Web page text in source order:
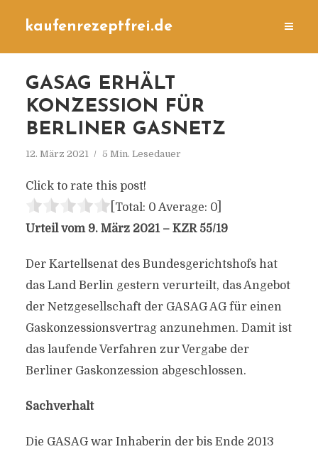
kaufenrezeptfrei.de
GASAG ERHÄLT
KONZESSION FÜR
BERLINER GASNETZ
12. März 2021 5 Min. Lesedauer
Click to rate this post!
[Total: 0 Average: 0]
Urteil vom 9. März 2021 – KZR 55/19
Der Kartellsenat des Bundesgerichtshofs hat
das Land Berlin gestern verurteilt, das Angebot
der Netzgesellschaft der GASAG AG für einen
Gaskonzessionsvertrag anzunehmen. Damit ist
das laufende Verfahren zur Vergabe der
Berliner Gaskonzession abgeschlossen.
Sachverhalt
Die GASAG war Inhaberin der bis Ende 2013